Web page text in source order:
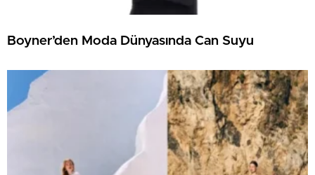
Boyner’den Moda Dünyasında Can Suyu